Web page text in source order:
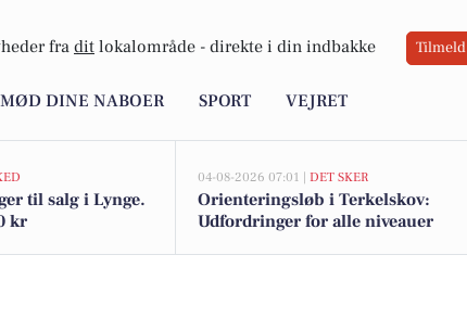
fra dit lokalområde - direkte i din indbakke Tilmeld
MØD DINE NABOER SPORT VEJRET
til salg i Lynge.
kr
04-08-2026 07:01 | DET SKER
Orienteringsløb i Terkelskov:
Udfordringer for alle niveauer